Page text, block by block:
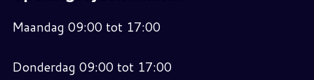
Maandag 09:00 tot 17:00
Donderdag 09:00 tot 17:00